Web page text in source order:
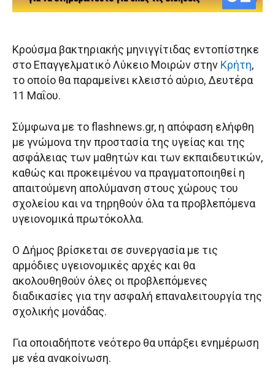
Κρούσμα βακτηριακής μηνιγγίτιδας εντοπίστηκε
στο Επαγγελματικό Λύκειο Μοιρών στην Κρήτη,
το οποίο θα παραμείνει κλειστό αύριο, Δευτέρα
11 Μαΐου.
Σύμφωνα με το flashnews.gr, η απόφαση ελήφθη
με γνώμονα την προστασία της υγείας και της
ασφάλειας των μαθητών και των εκπαιδευτικών,
καθώς και προκειμένου να πραγματοποιηθεί η
απαιτούμενη απολύμανση στους χώρους του
σχολείου και να τηρηθούν όλα τα προβλεπόμενα
υγειονομικά πρωτόκολλα.
Ο Δήμος βρίσκεται σε συνεργασία με τις
αρμόδιες υγειονομικές αρχές και θα
ακολουθηθούν όλες οι προβλεπόμενες
διαδικασίες για την ασφαλή επαναλειτουργία της
σχολικής μονάδας.
Για οποιαδήποτε νεότερο θα υπάρξει ενημέρωση
με νέα ανακοίνωση.